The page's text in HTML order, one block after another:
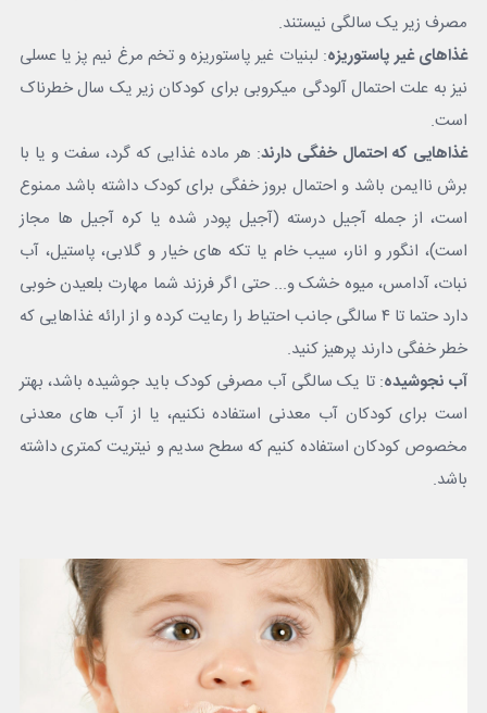
مصرف زیر یک سالگی نیستند.
غذاهای غیر پاستوریزه: لبنیات غیر پاستوریزه و تخم مرغ نیم پز یا عسلی
نیز به علت احتمال آلودگی میکروبی برای کودکان زیر یک سال خطرناک
است.
غذاهایی که احتمال خفگی دارند: هر ماده غذایی که گرد، سفت و یا با
برش ناایمن باشد و احتمال بروز خفگی برای کودک داشته باشد ممنوع
است، از جمله آجیل درسته (آجیل پودر شده یا کره آجیل ها مجاز
است)، انگور و انار، سیب خام یا تکه های خیار و گلابی، پاستیل، آب
نبات، آدامس، میوه خشک و... حتی اگر فرزند شما مهارت بلعیدن خوبی
دارد حتما تا ۴ سالگی جانب احتیاط را رعایت کرده و از ارائه غذاهایی که
خطر خفگی دارند پرهیز کنید.
آب نجوشیده: تا یک سالگی آب مصرفی کودک باید جوشیده باشد، بهتر
است برای کودکان آب معدنی استفاده نکنیم، یا از آب های معدنی
مخصوص کودکان استفاده کنیم که سطح سدیم و نیتریت کمتری داشته
باشد.